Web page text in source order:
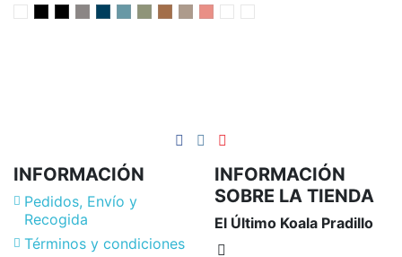
INFORMACIÓN
Pedidos, Envío y
Recogida
Términos y condiciones
INFORMACIÓN
SOBRE LA TIENDA
El Último Koala Pradillo